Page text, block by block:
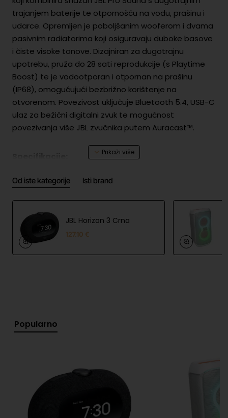
trajanjem baterije te otpornošću na vodu, prašinu i
udarce. Opremljen je poboljšanim wooferom i dvama
pasivnim radiatorima koji osiguravaju duboke basove
i čiste visoke tonove. Dizajniran za dugotrajnu
upotrebu, pruža do 28 sati reprodukcije (s Playtime
Boost) te je vodootporan i otpornan na prašinu
(IP68), omogućujući bezbrižno korištenje na
otvorenom. Povezivost uključuje Bluetooth 5.4, USB-C
ulaz za bežični digitalni zvuk te mogućnost
povezivanja više JBL zvučnika putem Auracast™.
Ukupna snaga sustava:
0,8" (20 mm) visokotonac
Frekvencijski raspon:
Tehnologija zvuka:
Predviđeno trajanje baterije:
24 sata pri normalnoj reprodukciji)
Vrijeme punjenja:otprilike 3 sata
Od iste kategorije Isti brand
JBL Horizon 3 Crna
127.10 €
Popularno